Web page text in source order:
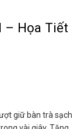
– Họa Tiết
giữ bàn trà sạch